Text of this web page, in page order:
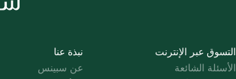
نبذة عنا
عن سبينس
التسوق عبر الإنترنت
الأسئلة الشائعة